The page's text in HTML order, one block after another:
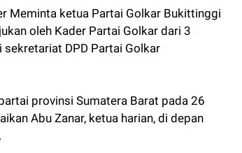
Meminta ketua Partai Golkar Bukittinggi
oleh Kader Partai Golkar dari 3
DPD Partai Golkar
provinsi Sumatera Barat pada 26
Abu Zanar, ketua harian, di depan